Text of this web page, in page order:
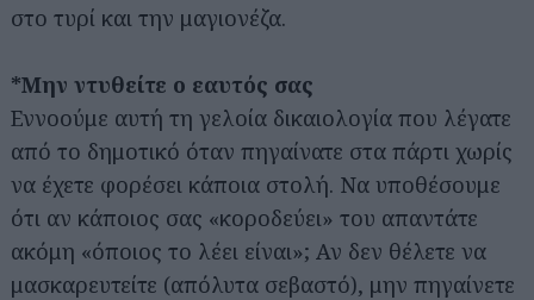
στο τυρί και την μαγιονέζα.
*Μην ντυθείτε ο εαυτός σας
Εννοούμε αυτή τη γελοία δικαιολογία που λέγατε
από το δημοτικό όταν πηγαίνατε στα πάρτι χωρίς
να έχετε φορέσει κάποια στολή. Να υποθέσουμε
ότι αν κάποιος σας «κοροδεύει» του απαντάτε
ακόμη «όποιος το λέει είναι»; Αν δεν θέλετε να
μασκαρευτείτε (απόλυτα σεβαστό), μην πηγαίνετε